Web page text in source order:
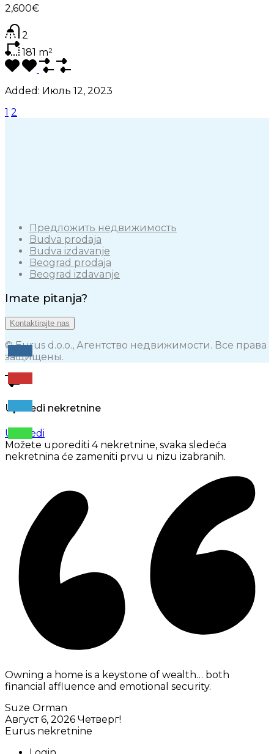
2,600€
2
181 m²
Added: Июль 12, 2023
1 2
Предложить недвижимость
Budva prodaja
Budva izdavanje
Beograd prodaja
Beograd izdavanje
Imate pitanja?
Kontaktirajte nas
© Eurus d.o.o., Агентство недвижимости. Все права
защищены.
Uporedi nekretnine
Uporedi
Možete uporediti 4 nekretnine, svaka sledeća
nekretnina će zameniti prvu u nizu izabranih.
Owning a home is a keystone of wealth… both
financial affluence and emotional security.
Suze Orman
Август 6, 2026 Четверг!
Eurus nekretnine